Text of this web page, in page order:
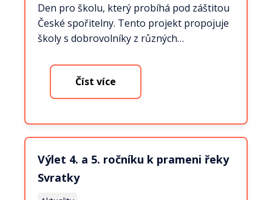
Den pro školu, který probíhá pod záštitou
České spořitelny. Tento projekt propojuje
školy s dobrovolníky z různých…
Číst více
Výlet 4. a 5. ročníku k prameni řeky
Svratky